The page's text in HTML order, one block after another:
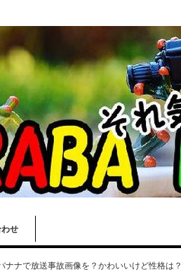
せ
ナナで放送事故画像を？かわいいけど性格は？